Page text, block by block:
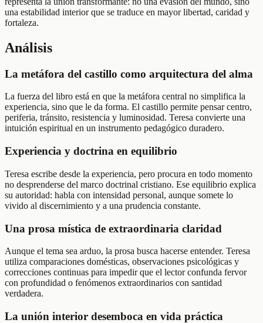
una estabilidad interior que se traduce en mayor libertad, caridad y
fortaleza.
Análisis
La metáfora del castillo como arquitectura del alma
La fuerza del libro está en que la metáfora central no simplifica la
experiencia, sino que le da forma. El castillo permite pensar centro,
periferia, tránsito, resistencia y luminosidad. Teresa convierte una
intuición espiritual en un instrumento pedagógico duradero.
Experiencia y doctrina en equilibrio
Teresa escribe desde la experiencia, pero procura en todo momento
no desprenderse del marco doctrinal cristiano. Ese equilibrio explica
su autoridad: habla con intensidad personal, aunque somete lo
vivido al discernimiento y a una prudencia constante.
Una prosa mística de extraordinaria claridad
Aunque el tema sea arduo, la prosa busca hacerse entender. Teresa
utiliza comparaciones domésticas, observaciones psicológicas y
correcciones continuas para impedir que el lector confunda fervor
con profundidad o fenómenos extraordinarios con santidad
verdadera.
La unión interior desemboca en vida práctica